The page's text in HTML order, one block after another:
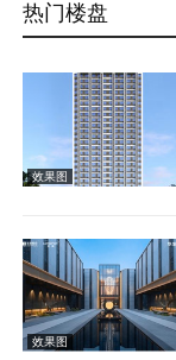
热门楼盘